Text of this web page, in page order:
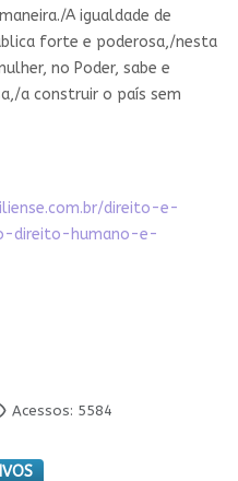
A igualdade de
forte e poderosa,/nesta
no Poder, sabe e
a construir o país sem
direito-e-
direito-humano-e-
Acessos: 5584